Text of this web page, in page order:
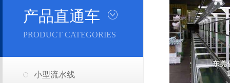
产品直通车
PRODUCT CATEGORIES
小型流水线